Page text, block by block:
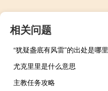
相关问题
“犹疑盏底有风雷”的出处是哪里
尤克里里是什么意思
主教任务攻略